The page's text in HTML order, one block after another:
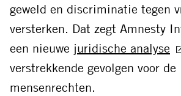
geweld en discriminatie tegen
versterken. Dat zegt Amnesty
een nieuwe juridische analyse
verstrekkende gevolgen voor de
mensenrechten.